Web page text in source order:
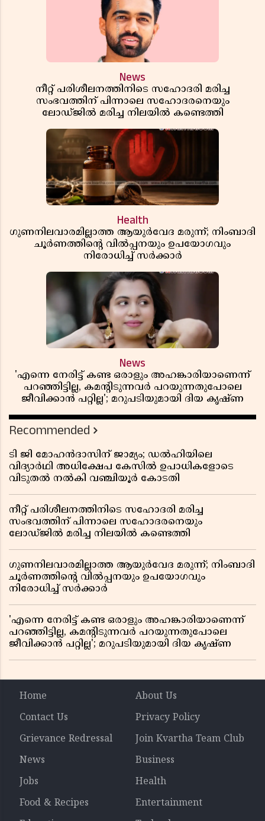
News
നീറ്റ് പരിശീലനത്തിനിടെ സഹോദരി മരിച്ച
സംഭവത്തിന് പിന്നാലെ സഹോദരനെയും
ലോഡ്ജിൽ മരിച്ച നിലയിൽ കണ്ടെത്തി
Health
ഗുണനിലവാരമില്ലാത്ത ആയുർവേദ മരുന്ന്; നിംബാദി
ചൂർണത്തിൻ്റെ വിൽപ്പനയും ഉപയോഗവും
നിരോധിച്ച് സർക്കാർ
News
'എന്നെ നേരിട്ട് കണ്ട ഒരാളും അഹങ്കാരിയാണെന്ന്
പറഞ്ഞിട്ടില്ല, കമൻ്റിടുന്നവർ പറയുന്നതുപോലെ
ജീവിക്കാൻ പറ്റില്ല'; മറുപടിയുമായി ദിയ കൃഷ്ണ
Recommended
ടി ജി മോഹൻദാസിന് ജാമ്യം; ഡൽഹിയിലെ
വിദ്യാർഥി അധിക്ഷേപ കേസിൽ ഉപാധികളോടെ
വിടുതൽ നൽകി വഞ്ചിയൂർ കോടതി
നീറ്റ് പരിശീലനത്തിനിടെ സഹോദരി മരിച്ച
സംഭവത്തിന് പിന്നാലെ സഹോദരനെയും
ലോഡ്ജിൽ മരിച്ച നിലയിൽ കണ്ടെത്തി
ഗുണനിലവാരമില്ലാത്ത ആയുർവേദ മരുന്ന്; നിംബാദി
ചൂർണത്തിൻ്റെ വിൽപ്പനയും ഉപയോഗവും
നിരോധിച്ച് സർക്കാർ
'എന്നെ നേരിട്ട് കണ്ട ഒരാളും അഹങ്കാരിയാണെന്ന്
പറഞ്ഞിട്ടില്ല, കമൻ്റിടുന്നവർ പറയുന്നതുപോലെ
ജീവിക്കാൻ പറ്റില്ല'; മറുപടിയുമായി ദിയ കൃഷ്ണ
Home
About Us
Contact Us
Privacy Policy
Grievance Redressal
Join Kvartha Team Club
News
Business
Jobs
Health
Food & Recipes
Entertainment